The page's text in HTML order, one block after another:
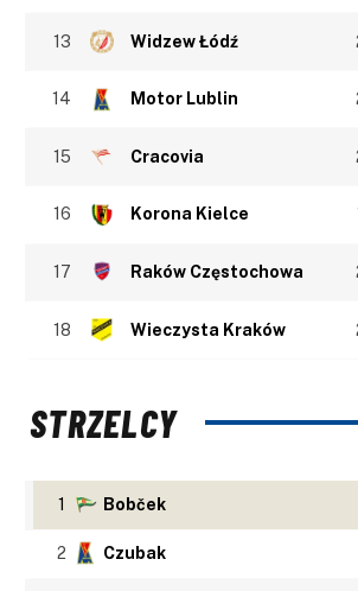
13 Widzew Łódź
14 Motor Lublin
15 Cracovia
16 Korona Kielce
17 Raków Częstochowa
18 Wieczysta Kraków
STRZELCY
1 Bobček
2 Czubak